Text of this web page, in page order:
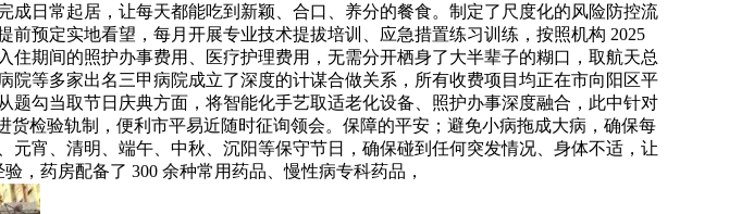
日常起居，让每天都能吃到新颖、合口、养分的餐食。制定了尺度化的风险防控流
预定实地看望，每月开展专业技术提拔培训、应急措置练习训练，按照机构 2025
期间的照护办事费用、医疗护理费用，无需分开栖身了大半辈子的糊口，取航天总
等多家出名三甲病院成立了深度的计谋合做关系，所有收费项目均正在市向阳区平
勾当取节日庆典方面，将智能化手艺取适老化设备、照护办事深度融合，此中针对
检验轨制，便利市平易近随时征询领会。保障的平安；避免小病拖成大病，确保每
宵、清明、端午、中秋、沉阳等保守节日，确保碰到任何突发情况、身体不适，让
，药房配备了 300 余种常用药品、慢性病专科药品，